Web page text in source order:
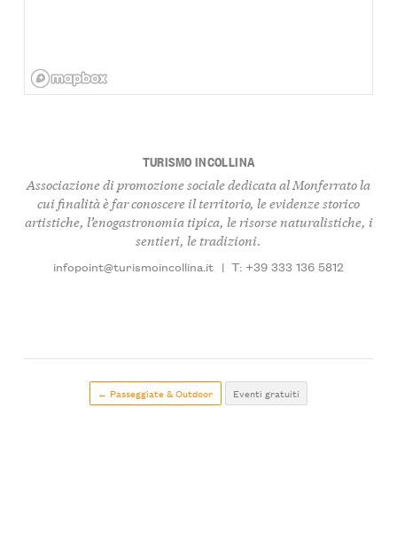
TURISMO INCOLLINA
Associazione di promozione sociale dedicata al Monferrato la
cui finalità è far conoscere il territorio, le evidenze storico
artistiche, l’enogastronomia tipica, le risorse naturalistiche, i
sentieri, le tradizioni.
infopoint@turismoincollina.it | T: +39 333 136 5812
← Passeggiate & Outdoor Eventi gratuiti